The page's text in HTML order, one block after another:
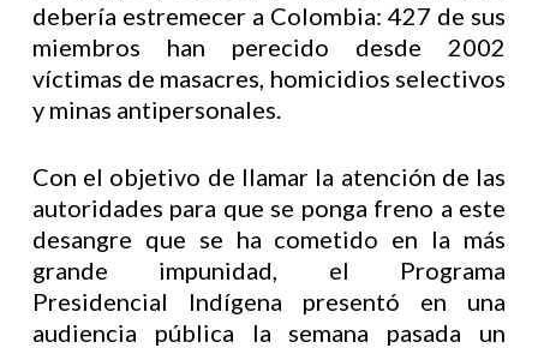
debería estremecer a Colombia: 427 de sus
miembros han perecido desde 2002
víctimas de masacres, homicidios selectivos
y minas antipersonales.
Con el objetivo de llamar la atención de las
autoridades para que se ponga freno a este
desangre que se ha cometido en la más
grande impunidad, el Programa
Presidencial Indígena presentó en una
audiencia pública la semana pasada un